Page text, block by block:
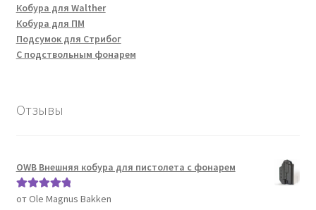
Кобура для Walther
Кобура для ПМ
Подсумок для Стрибог
С подствольным фонарем
Отзывы
OWB Внешняя кобура для пистолета с фонарем
Оценка5из
от Ole Magnus Bakken